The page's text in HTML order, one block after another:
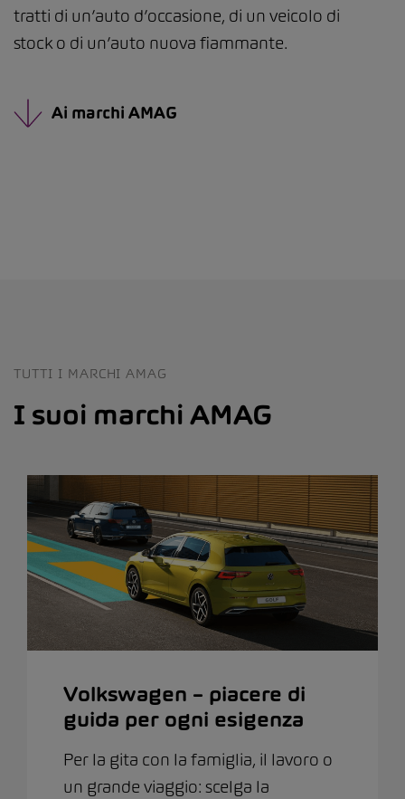
tratti di un’auto d’occasione, di un veicolo di
stock o di un’auto nuova fiammante.
Ai marchi AMAG
TUTTI I MARCHI AMAG
I suoi marchi AMAG
Volkswagen – piacere di
guida per ogni esigenza
Per la gita con la famiglia, il lavoro o
un grande viaggio: scelga la